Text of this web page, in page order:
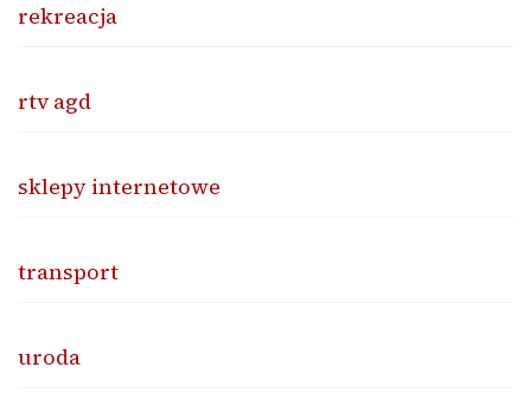
rekreacja
rtv agd
sklepy internetowe
transport
uroda